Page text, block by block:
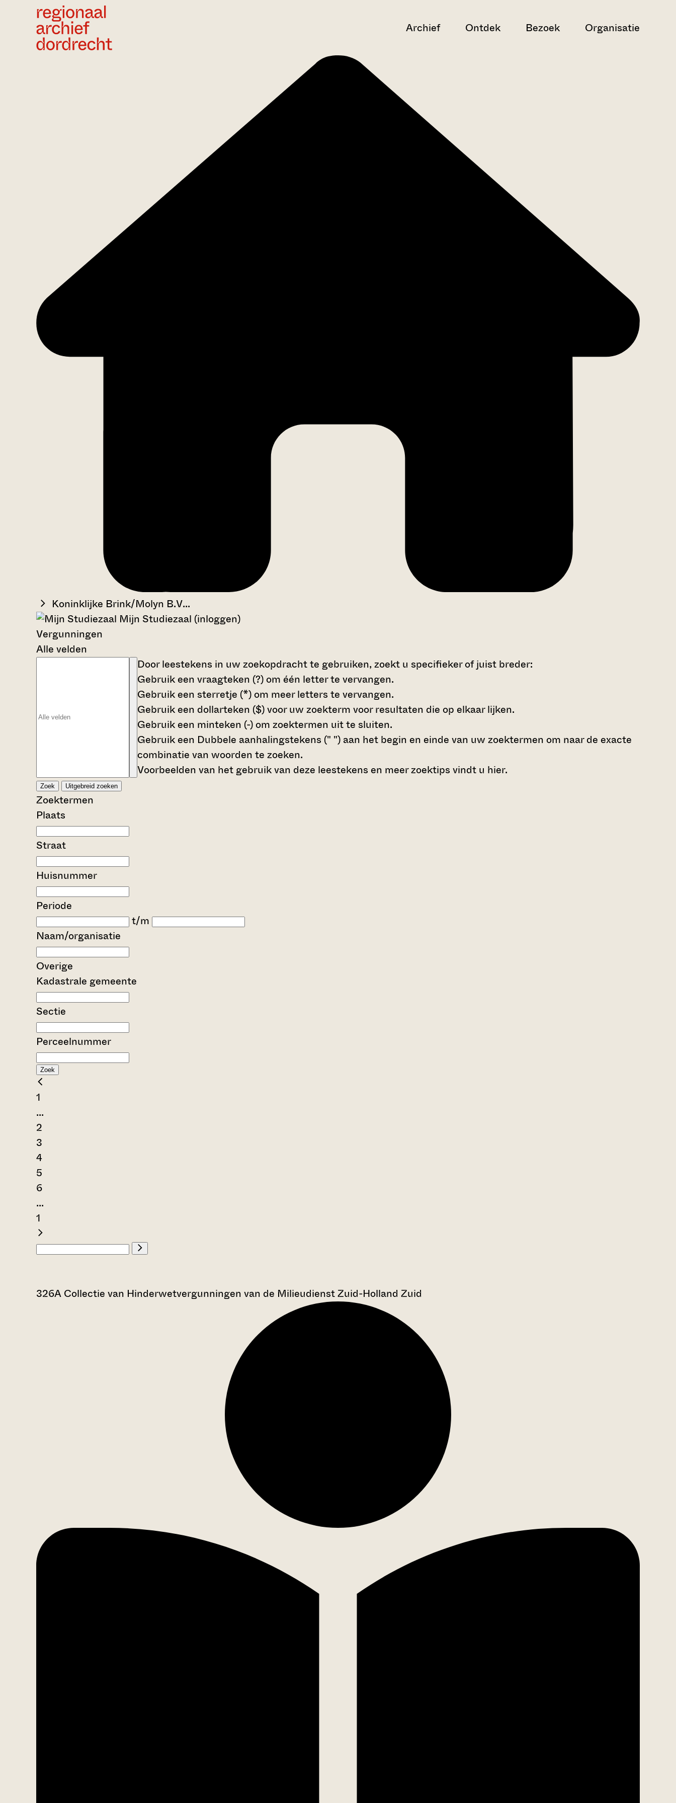
Archief Ontdek Bezoek Organisatie
Koninklijke Brink/Molyn B.V...
Mijn Studiezaal (inloggen)
Vergunningen
Alle velden
Door leestekens in uw zoekopdracht te gebruiken, zoekt u specifieker of juist breder:
Gebruik een vraagteken (?) om één letter te vervangen.
Gebruik een sterretje (*) om meer letters te vervangen.
Gebruik een dollarteken ($)voor uw zoekterm voor resultaten die op elkaar lijken.
Gebruik een minteken (-) om zoektermen uit te sluiten.
Gebruik een Dubbele aanhalingstekens (" ") aan het begin en einde van uw zoektermen om naar de exacte
combinatie van woorden te zoeken.
Voorbeelden van het gebruik van deze leestekens en meer zoektips vindt u hier.
Zoek Uitgebreid zoeken
Zoektermen
Plaats
Straat
Huisnummer
Periode
t/m
Naam/organisatie
Overige
Kadastrale gemeente
Sectie
Perceelnummer
Zoek
1
...
2
3
4
5
6
...
1
326A Collectie van Hinderwetvergunningen van de Milieudienst Zuid-Holland Zuid